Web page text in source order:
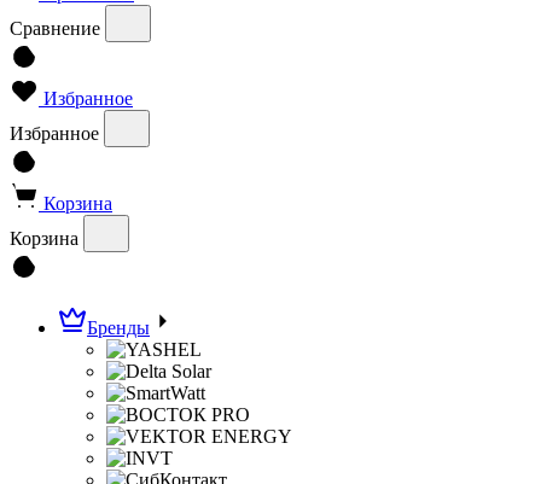
Сравнение
Избранное
Избранное
Корзина
Корзина
Бренды